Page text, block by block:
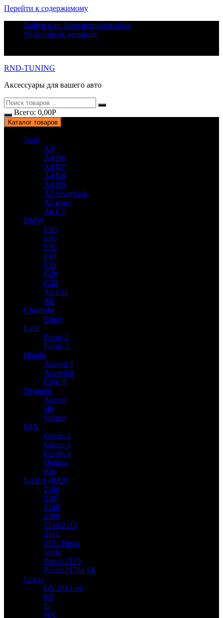
Перейти к содержимому
Войти или Зарегистрироваться
Мой список желаний
RND-TUNING
Аксессуары для вашего авто
Всего: 0,00Р
Каталог товаров
Audi
A3
A4 B6
A4 B7
A4 B8
A4 B9
A5 Sportback
A5 купе
A6 C7
BMW
E60
E90
E92
F10
F30
G20
G30
X5 F15
X6
Chevrolet
Cruze
Ford
Focus 2
Focus 3
Honda
Accord 7
Accord 8
Civic 8
Hyundai
Accent
i40
Solaris
KIA
Cerato 2
Cerato 3
Cerato 4
Optima
Rio
LADA (ВАЗ)
2106
2107
2108
2109
2110-2112
2115
2121 Нива
Vesta
Priora 2170
Priora 21704 SE
Lexus
GS 2013-нв
ES
IS
NX